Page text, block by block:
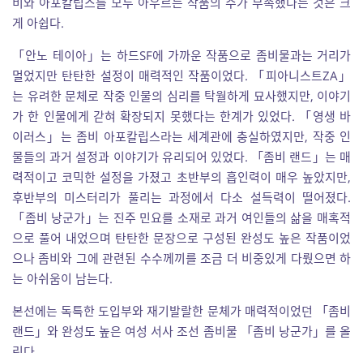
게 아쉽다.
「안노 테이아」는 하드SF에 가까운 작품으로 좀비물과는 거리가
멀었지만 탄탄한 설정이 매력적인 작품이었다. 「피아니스트ZA」
는 유려한 문체로 작중 인물의 심리를 탁월하게 묘사했지만, 이야기
가 한 인물에게 갇혀 확장되지 못했다는 한계가 있었다. 「영생 바
이러스」는 좀비 아포칼립스라는 세계관에 충실하였지만, 작중 인
물들의 과거 설정과 이야기가 유리되어 있었다. 「좀비 랜드」는 매
력적이고 코믹한 설정을 가졌고 초반부의 흡인력이 매우 높았지만,
후반부의 미스터리가 풀리는 과정에서 다소 설득력이 떨어졌다.
「좀비 낭군가」는 진주 민요를 소재로 과거 여인들의 삶을 매혹적
으로 풀어 내었으며 탄탄한 문장으로 구성된 완성도 높은 작품이었
으나 좀비와 그에 관련된 수수께끼를 조금 더 비중있게 다뤘으면 하
는 아쉬움이 남는다.
본선에는 독특한 도입부와 재기발랄한 문체가 매력적이었던 「좀비
랜드」와 완성도 높은 여성 서사 조선 좀비물 「좀비 낭군가」를 올